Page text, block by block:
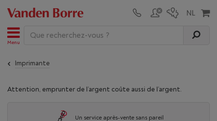
Menu
Imprimante
Attention, emprunter de l’argent coûte aussi de l’argent.
Un service après-vente sans pareil